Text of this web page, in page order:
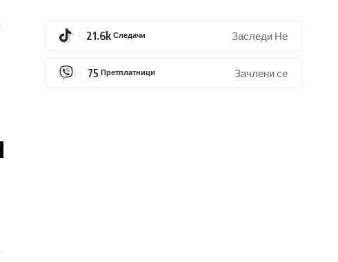
21.6k Следачи Заследи Не
75 Претплатници Зачлени се